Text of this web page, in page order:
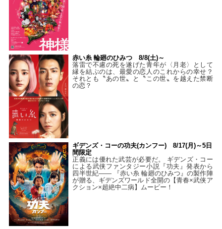
赤い糸 輪廻のひみつ 8/8(土)～
落雷で不慮の死を遂げた青年が〈月老〉として
縁を結ぶのは、最愛の恋人のこれからの幸せ？
それとも〝あの世〟と〝この世〟を越えた禁断
の恋？
ギデンズ・コーの功夫(カンフー) 8/17(月)～5日
間限定
正義には優れた武芸が必要だ。 ギデンズ・コー
による武侠ファンタジー小説『功夫』発表から
四半世紀―― 『赤い糸 輪廻のひみつ』の製作陣
が贈る、ギデンズワールド全開の【青春×武侠ア
クション×超絶中二病】ムービー！